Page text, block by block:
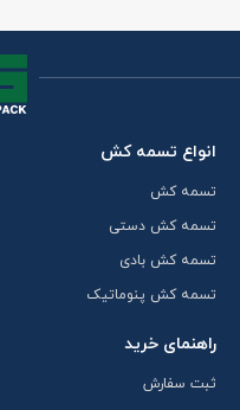
انواع تسمه کش
تسمه کش
تسمه کش دستی
تسمه کش بادی
تسمه کش پنوماتیک
راهنمای خرید
ثبت سفارش